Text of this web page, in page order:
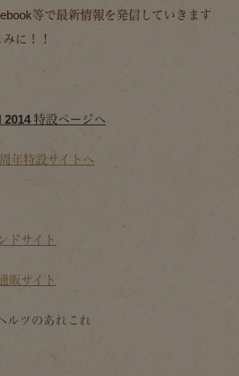
等で最新情報を発信していきます
に！！
特設ページへ
年特設サイトへ
ドサイト
販サイト
ルツのあれこれ